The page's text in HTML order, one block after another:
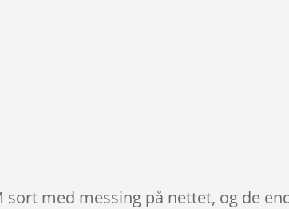
sort med messing på nettet, og de